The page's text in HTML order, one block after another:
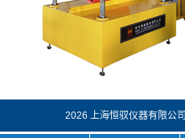
2026 上海恒驭仪器有限公司